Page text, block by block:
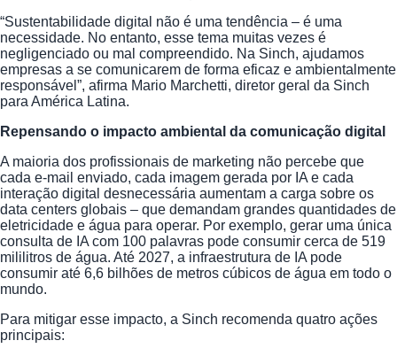
“Sustentabilidade digital não é uma tendência – é uma
necessidade. No entanto, esse tema muitas vezes é
negligenciado ou mal compreendido. Na Sinch, ajudamos
empresas a se comunicarem de forma eficaz e ambientalmente
responsável”, afirma Mario Marchetti, diretor geral da Sinch
para América Latina.
Repensando o impacto ambiental da comunicação digital
A maioria dos profissionais de marketing não percebe que
cada e-mail enviado, cada imagem gerada por IA e cada
interação digital desnecessária aumentam a carga sobre os
data centers globais – que demandam grandes quantidades de
eletricidade e água para operar. Por exemplo, gerar uma única
consulta de IA com 100 palavras pode consumir cerca de 519
mililitros de água. Até 2027, a infraestrutura de IA pode
consumir até 6,6 bilhões de metros cúbicos de água em todo o
mundo.
Para mitigar esse impacto, a Sinch recomenda quatro ações
principais: